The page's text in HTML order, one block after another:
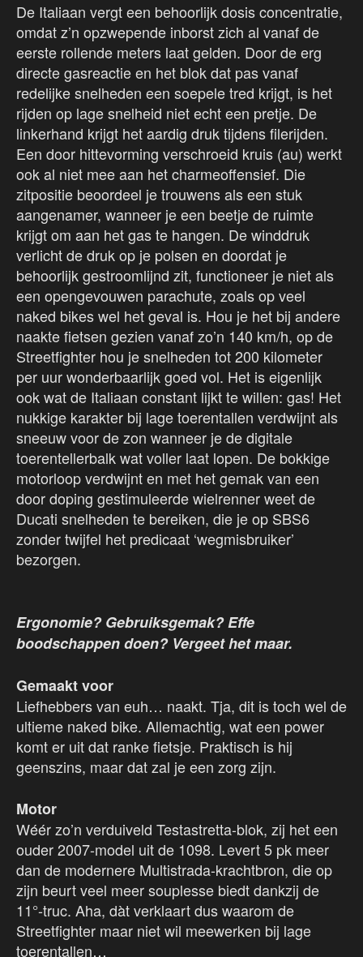
De Italiaan vergt een behoorlijk dosis concentratie,
omdat z’n opzwepende inborst zich al vanaf de
eerste rollende meters laat gelden. Door de erg
directe gasreactie en het blok dat pas vanaf
redelijke snelheden een soepele tred krijgt, is het
rijden op lage snelheid niet echt een pretje. De
linkerhand krijgt het aardig druk tijdens filerijden.
Een door hittevorming verschroeid kruis (au) werkt
ook al niet mee aan het charmeoffensief. Die
zitpositie beoordeel je trouwens als een stuk
aangenamer, wanneer je een beetje de ruimte
krijgt om aan het gas te hangen. De winddruk
verlicht de druk op je polsen en doordat je
behoorlijk gestroomlijnd zit, functioneer je niet als
een opengevouwen parachute, zoals op veel
naked bikes wel het geval is. Hou je het bij andere
naakte fietsen gezien vanaf zo’n 140 km/h, op de
Streetfighter hou je snelheden tot 200 kilometer
per uur wonderbaarlijk goed vol. Het is eigenlijk
ook wat de Italiaan constant lijkt te willen: gas! Het
nukkige karakter bij lage toerentallen verdwijnt als
sneeuw voor de zon wanneer je de digitale
toerentellerbalk wat voller laat lopen. De bokkige
motorloop verdwijnt en met het gemak van een
door doping gestimuleerde wielrenner weet de
Ducati snelheden te bereiken, die je op SBS6
zonder twijfel het predicaat ‘wegmisbruiker’
bezorgen.
Ergonomie? Gebruiksgemak? Effe
boodschappen doen? Vergeet het maar.
Gemaakt voor
Liefhebbers van euh… naakt. Tja, dit is toch wel de
ultieme naked bike. Allemachtig, wat een power
komt er uit dat ranke fietsje. Praktisch is hij
geenszins, maar dat zal je een zorg zijn.
Motor
Wéér zo’n verduiveld Testastretta-blok, zij het een
ouder 2007-model uit de 1098. Levert 5 pk meer
dan de modernere Multistrada-krachtbron, die op
zijn beurt veel meer souplesse biedt dankzij de
11°-truc. Aha, dàt verklaart dus waarom de
Streetfighter maar niet wil meewerken bij lage
toerentallen…